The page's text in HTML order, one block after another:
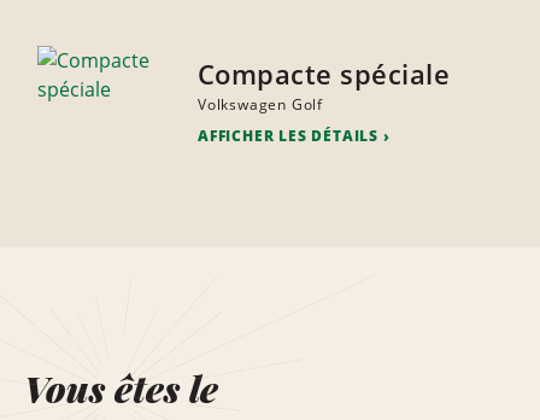
Compacte spéciale
Volkswagen Golf
AFFICHER LES DÉTAILS
Vous êtes le